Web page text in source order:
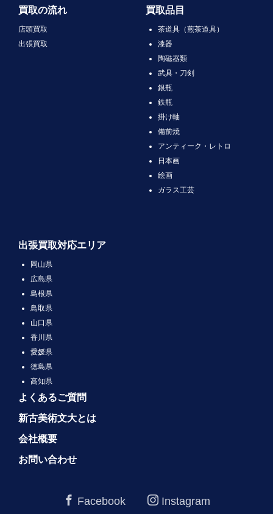
買取の流れ
店頭買取
出張買取
買取品目
茶道具（煎茶道具）
漆器
陶磁器類
武具・刀剣
銀瓶
鉄瓶
掛け軸
備前焼
アンティーク・レトロ
日本画
絵画
ガラス工芸
出張買取対応エリア
岡山県
広島県
島根県
鳥取県
山口県
香川県
愛媛県
徳島県
高知県
よくあるご質問
新古美術文大とは
会社概要
お問い合わせ
Facebook Instagram